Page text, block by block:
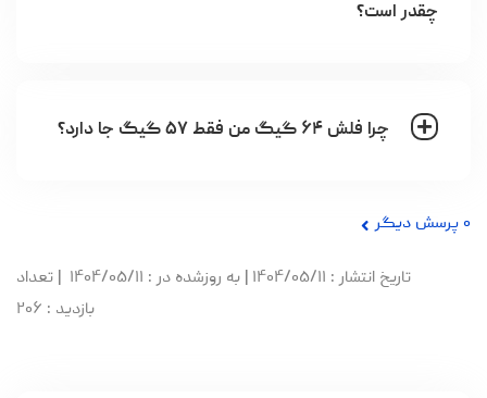
چقدر است؟
چرا فلش ۶۴ گیگ من فقط ۵۷ گیگ جا دارد؟
۰ پرسش دیگر
تاریخ انتشار : ۱۴۰۴/۰۵/۱۱ به روزشده در : ۱۴۰۴/۰۵/۱۱
تعداد
بازدید : ۲۰۶